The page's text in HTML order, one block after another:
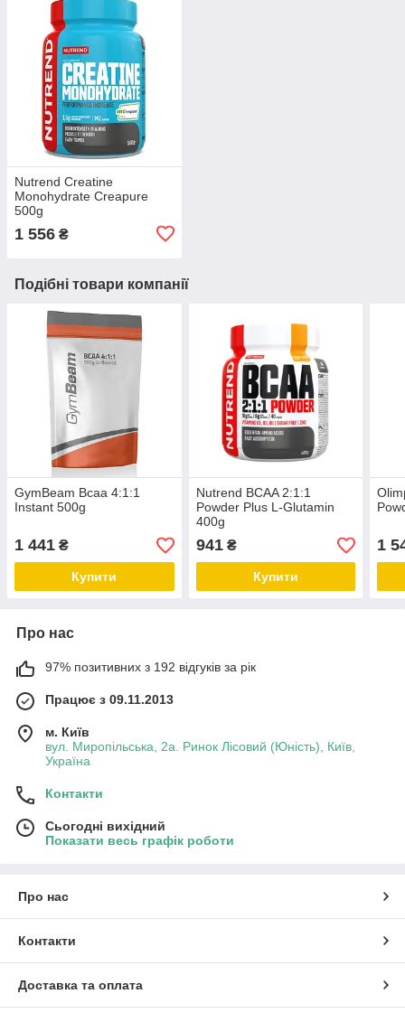
Nutrend Creatine
Monohydrate Creapure
500g
1 556 ₴
Подібні товари компанії
GymBeam Bcaa 4:1:1
Instant 500g
1 441 ₴
Купити
Nutrend BCAA 2:1:1
Powder Plus L-Glutamin
400g
941₴
Купити
1
Про нас
97% позитивних з 192 відгуків за рік
Працює з 09.11.2013
м. Київ
вул. Миропільська, 2а. Ринок Лісовий (Юність), Київ,
Україна
Контакти
Сьогодні вихідний
Показати весь графік роботи
Про нас
Контакти
Доставка та оплата